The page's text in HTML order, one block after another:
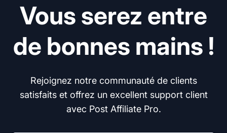
Vous serez entre
de bonnes mains !
Rejoignez notre communauté de clients
satisfaits et offrez un excellent support client
avec Post Affiliate Pro.